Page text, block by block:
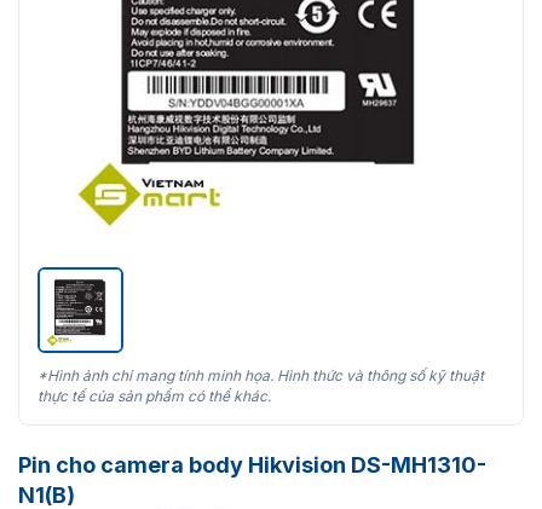
*Hình ảnh chỉ mang tính minh họa. Hình thức và thông số kỹ thuật
thực tế của sản phẩm có thể khác.
Pin cho camera body Hikvision DS-MH1310-
N1(B)